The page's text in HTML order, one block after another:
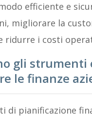
efficiente e
migliorare la
ridurre i costi
gli strumenti
le finanze
di pianificazione